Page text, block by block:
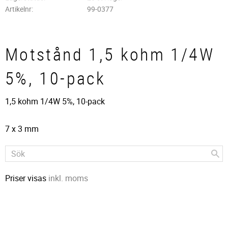
Artikelnr
99-0377
Motstånd 1,5 kohm 1/4W
5%, 10-pack
1,5 kohm 1/4W 5%, 10-pack
7 x 3 mm
Priser visas inkl. moms